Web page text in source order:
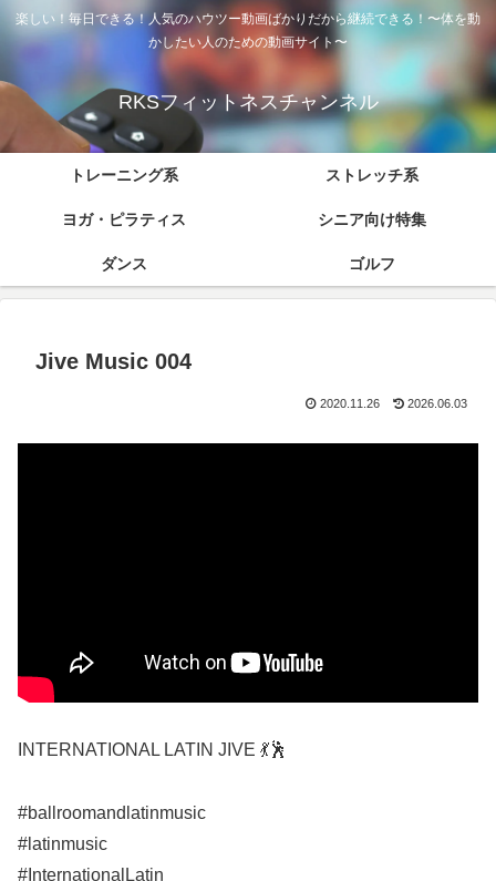
楽しい！毎日できる！人気のハウツー動画ばかりだから継続できる！〜体を動
かしたい人のための動画サイト〜
RKSフィットネスチャンネル
トレーニング系 ストレッチ系
ヨガ・ピラティス シニア向け特集
ダンス ゴルフ
Jive Music 004
2020.11.26 2026.06.03
INTERNATIONAL LATIN JIVE 💃🕺
#ballroomandlatinmusic
#latinmusic
#InternationalLatin